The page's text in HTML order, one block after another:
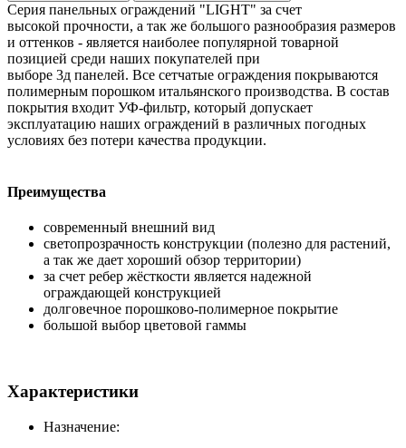
Серия панельных ограждений "LIGHT" за счет
высокой прочности, а так же большого разнообразия размеров
и оттенков - является наиболее популярной товарной
позицией среди наших покупателей при
выборе 3д панелей. Все сетчатые ограждения покрываются
полимерным порошком итальянского производства. В состав
покрытия входит УФ-фильтр, который допускает
эксплуатацию наших ограждений в различных погодных
условиях без потери качества продукции.
Преимущества
современный внешний вид
светопрозрачность конструкции (полезно для растений,
а так же дает хороший обзор территории)
за счет ребер жёсткости является надежной
ограждающей конструкцией
долговечное порошково-полимерное покрытие
большой выбор цветовой гаммы
Характеристики
Назначение: